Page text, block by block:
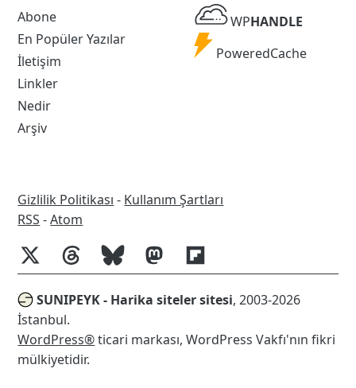
Abone
En Popüler Yazılar
İletişim
Linkler
Nedir
Arşiv
WP
Handle
WPHANDLE
Powered
PoweredCache
Gizlilik Politikası - Kullanım Şartları
RSS
RSS -Atom
SUNIPEYK - Harika siteler sitesi, 2003-2026
İstanbul.
WordPress®ticari markası, WordPress Vakfı'nın fikri
mülkiyetidir.